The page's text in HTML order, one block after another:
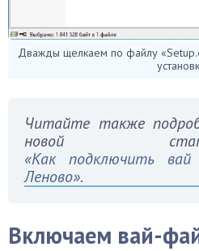
Дважды щелкаем по файлу
Читайте также
новой
«Как подключить
Леново».
Включаем вай-